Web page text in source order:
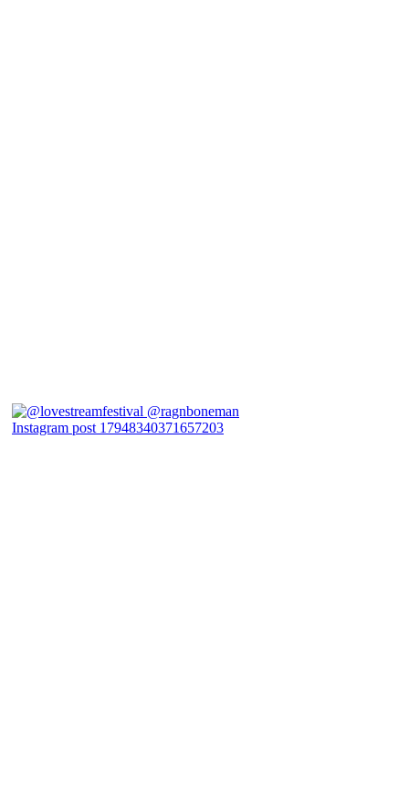
Instagram post 17948340371657203